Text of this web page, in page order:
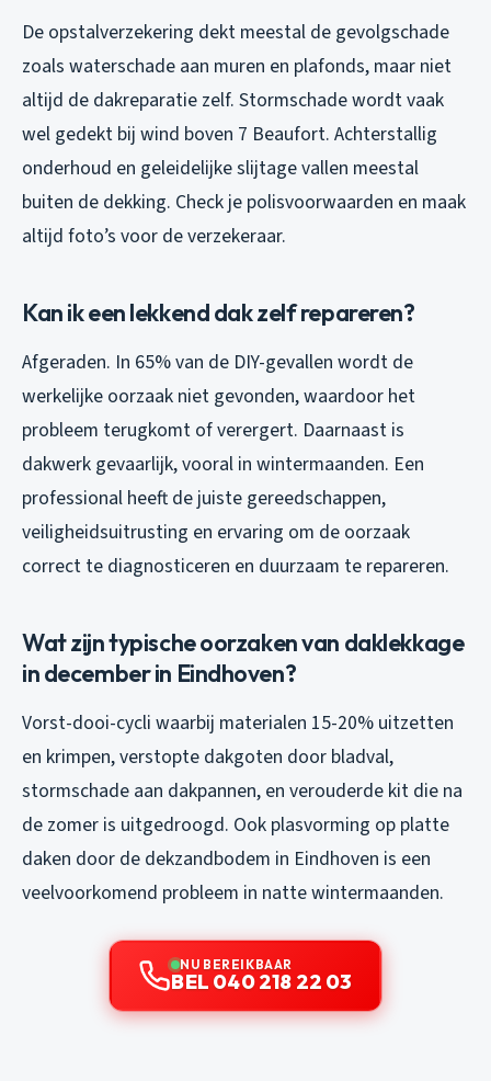
De opstalverzekering dekt meestal de gevolgschade
zoals waterschade aan muren en plafonds, maar niet
altijd de dakreparatie zelf. Stormschade wordt vaak
wel gedekt bij wind boven 7 Beaufort. Achterstallig
onderhoud en geleidelijke slijtage vallen meestal
buiten de dekking. Check je polisvoorwaarden en maak
altijd foto’s voor de verzekeraar.
Kan ik een lekkend dak zelf repareren?
Afgeraden. In 65% van de DIY-gevallen wordt de
werkelijke oorzaak niet gevonden, waardoor het
probleem terugkomt of verergert. Daarnaast is
dakwerk gevaarlijk, vooral in wintermaanden. Een
professional heeft de juiste gereedschappen,
veiligheidsuitrusting en ervaring om de oorzaak
correct te diagnosticeren en duurzaam te repareren.
Wat zijn typische oorzaken van daklekkage
in december in Eindhoven?
Vorst-dooi-cycli waarbij materialen 15-20% uitzetten
en krimpen, verstopte dakgoten door bladval,
stormschade aan dakpannen, en verouderde kit die na
de zomer is uitgedroogd. Ook plasvorming op platte
daken door de dekzandbodem in Eindhoven is een
veelvoorkomend probleem in natte wintermaanden.
NU BEREIKBAAR
BEL 040 218 22 03